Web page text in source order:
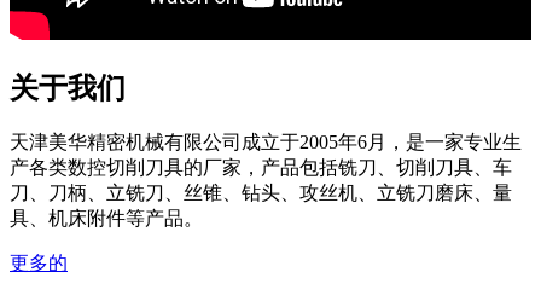
关于我们
天津美华精密机械有限公司成立于2005年6月，是一家专业生
产各类数控切削刀具的厂家，产品包括铣刀、切削刀具、车
刀、刀柄、立铣刀、丝锥、钻头、攻丝机、立铣刀磨床、量
具、机床附件等产品。
更多的